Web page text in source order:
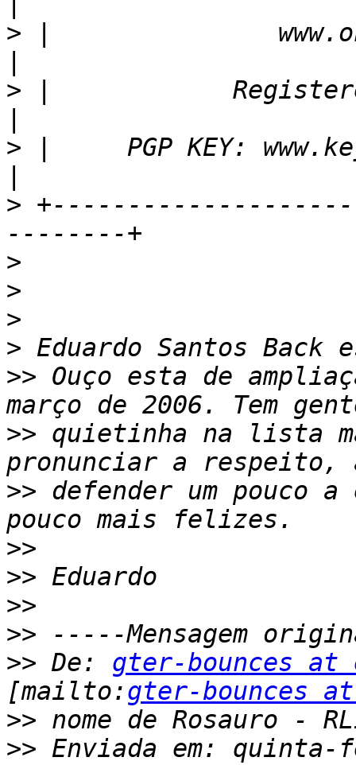
> |
> |
> |     PGP KEY:
>
>
>
>
>
>> Ouço esta de
>> quietinha na lista
>> defender um pouco a
>>
>>
>>
>>
>> De: gter-bounces
[mailto:gter-bounces
>>
>> Enviada em: